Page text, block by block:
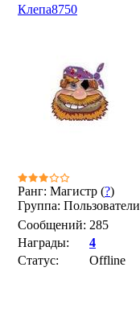
Клепа8750
Ранг: Магистр (?)
Группа: Пользователи
Сообщений: 285
Награды:
4
Статус:
Offline